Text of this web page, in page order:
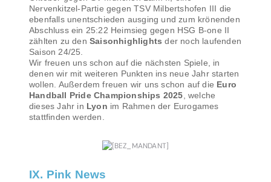
Nervenkitzel-Partie gegen TSV Milbertshofen III die
ebenfalls unentschieden ausging und zum krönenden
Abschluss ein 25:22 Heimsieg gegen HSG B-one II
zählten zu den Saisonhighlights der noch laufenden
Saison 24/25.
Wir freuen uns schon auf die nächsten Spiele, in
denen wir mit weiteren Punkten ins neue Jahr starten
wollen. Außerdem freuen wir uns schon auf die Euro
Handball Pride Championships 2025 , welche
dieses Jahr in Lyon im Rahmen der Eurogames
stattfinden werden.
IX. Pink News